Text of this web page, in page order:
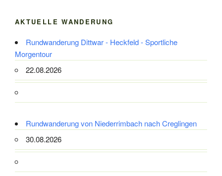
AKTUELLE WANDERUNG
Rundwanderung Dittwar - Heckfeld - Sportliche
Morgentour
22.08.2026
Rundwanderung von Niederrimbach nach Creglingen
30.08.2026